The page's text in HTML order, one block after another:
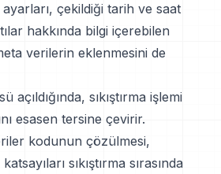
çekildiği tarih ve saat
hakkında bilgi içerebilen
verilerin eklenmesini de
açıldığında, sıkıştırma işlemi
esasen tersine çevirir.
kodunun çözülmesi,
sıkıştırma sırasında